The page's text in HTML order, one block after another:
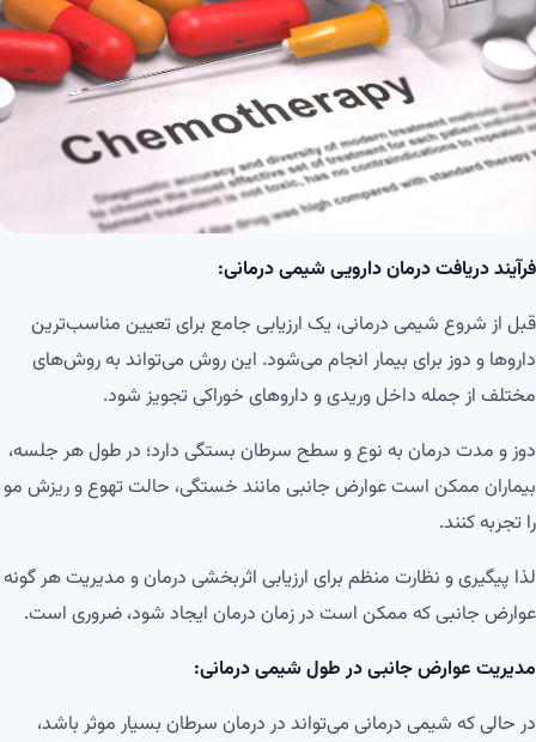
فرآیند دریافت درمان دارویی شیمی درمانی:
قبل از شروع شیمی درمانی، یک ارزیابی جامع برای تعیین مناسب‌ترین
داروها و دوز برای بیمار انجام می‌شود. این روش می‌تواند به روش‌های
مختلف از جمله داخل وریدی و داروهای خوراکی تجویز شود.
دوز و مدت درمان به نوع و سطح سرطان بستگی دارد؛ در طول هر جلسه،
بیماران ممکن است عوارض جانبی مانند خستگی، حالت تهوع و ریزش مو
را تجربه کنند.
لذا پیگیری و نظارت منظم برای ارزیابی اثربخشی درمان و مدیریت هر گونه
عوارض جانبی که ممکن است در زمان درمان ایجاد شود، ضروری است.
مدیریت عوارض جانبی در طول شیمی درمانی:
در حالی که شیمی درمانی می‌تواند در درمان سرطان بسیار موثر باشد،